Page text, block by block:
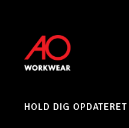
HOLD DIG